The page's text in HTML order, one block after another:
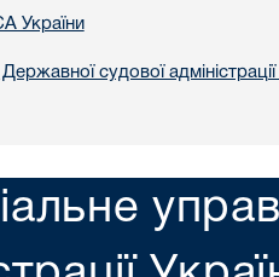
України
судової